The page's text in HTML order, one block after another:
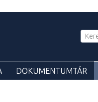
DOKUMENTUMTÁR